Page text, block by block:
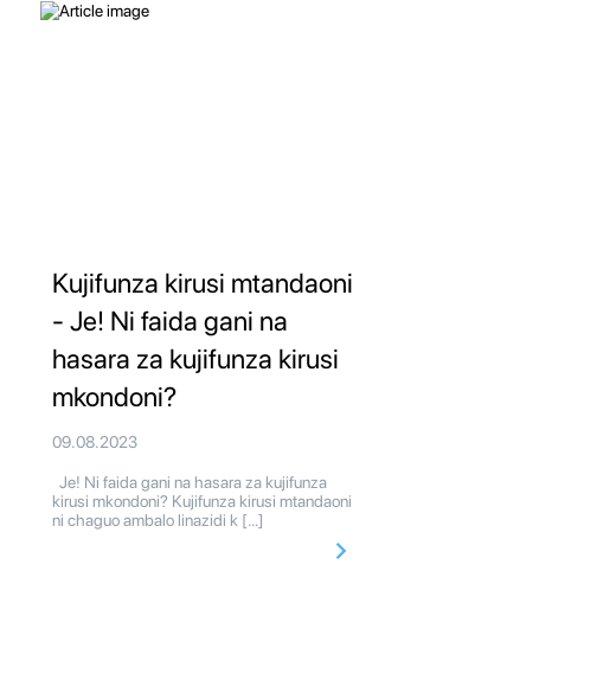
Kujifunza kirusi mtandaoni
- Je! Ni faida gani na
hasara za kujifunza kirusi
mkondoni?
09.08.2023
Je! Ni faida gani na hasara za kujifunza
kirusi mkondoni? Kujifunza kirusi mtandaoni
ni chaguo ambalo linazidi k […]